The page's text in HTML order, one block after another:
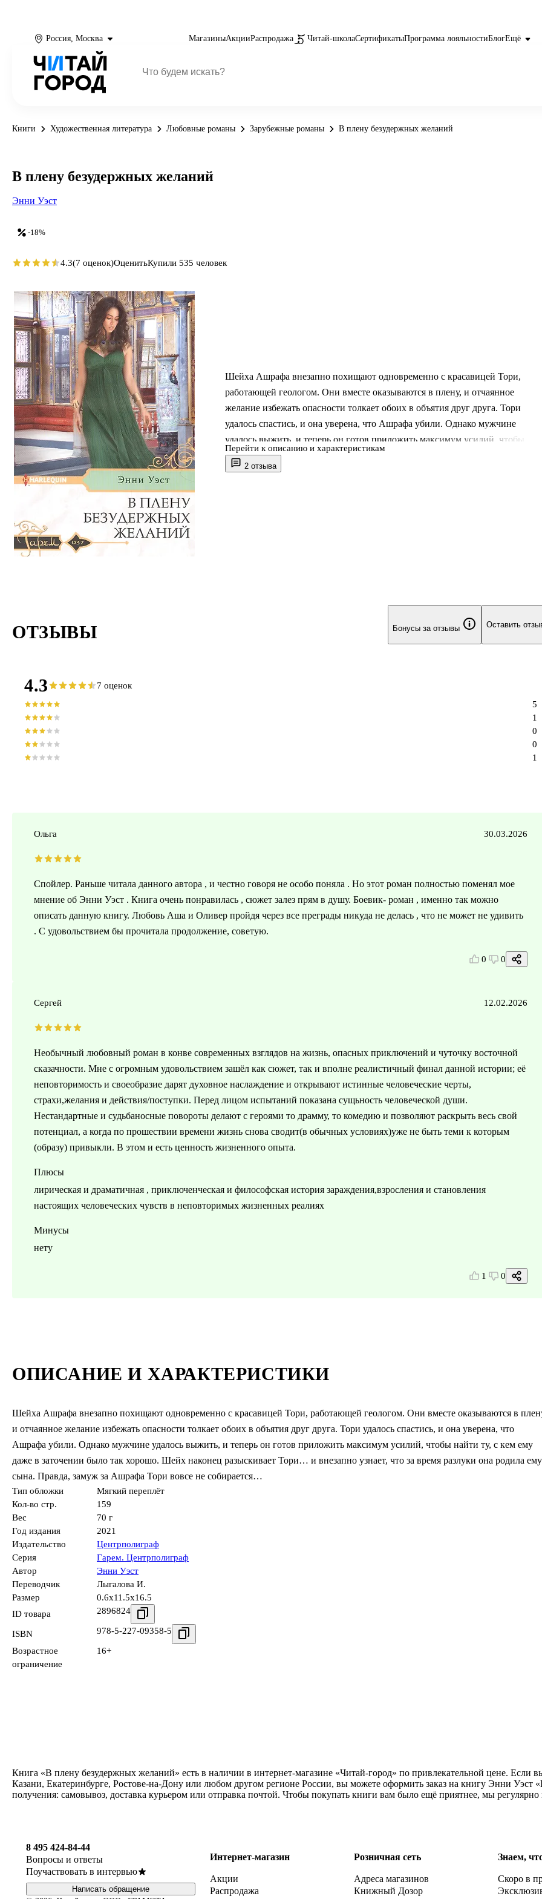
Россия, Москва МагазиныАкцииРаспродажа Читай-школаСертификатыПрограмма лояльностиБлогЕщё
Книги Художественная литература Любовные романы Зарубежные романы В плену безудержных желаний
2 отзыва
Шейха Ашрафа внезапно похищают одновременно с красавицей Тори,
работающей геологом. Они вместе оказываются в плену, и отчаянное
желание избежать опасности толкает обоих в объятия друг друга. Тори
удалось спастись, и она уверена, что Ашрафа убили. Однако мужчине
удалось выжить, и теперь он готов приложить максимум усилий, чтобы
найти ту, с кем ему даже в заточении было так хорошо. Шейх наконец
разыскивает Тори… и внезапно узнает, что за время разлуки она родила ему
Перейти к описанию и характеристикам
-18%
В плену безудержных желаний
Энни Уэст
4.3(7 оценок)ОценитьКупили 535 человек
ОПИСАНИЕ И ХАРАКТЕРИСТИКИ
Шейха Ашрафа внезапно похищают одновременно с красавицей Тори, работающей геологом. Они вместе оказываются в
и отчаянное желание избежать опасности толкает обоих в объятия друг друга. Тори удалось спастись, и она уверена, что
Ашрафа убили. Однако мужчине удалось выжить, и теперь он готов приложить максимум усилий, чтобы найти ту, с кем ему
даже в заточении было так хорошо. Шейх наконец разыскивает Тори… и внезапно узнает, что за время разлуки она родила ему
сына. Правда, замуж за Ашрафа Тори вовсе не собирается…
Тип обложки
Мягкий переплёт
Кол-во стр.
159
Вес
70 г
Год издания
2021
Издательство
Центрполиграф
Серия
Гарем. Центрполиграф
Автор
Энни Уэст
Переводчик
Лыгалова И.
Размер
0.6x11.5x16.5
ID товара
2896824
ISBN 978-5-227-09358-5
Возрастное
ограничение
16+
ОТЗЫВЫ Бонусы за отзывы Оставить
4.3 7 оценок
1
0
0
1
5
Ольга 30.03.2026
Спойлер. Раньше читала данного автора , и честно говоря не особо поняла . Но этот роман полностью поменял мое
мнение об Энни Уэст . Книга очень понравилась , сюжет залез прям в душу. Боевик- роман , именно так можно
описать данную книгу. Любовь Аша и Оливер пройдя через все преграды никуда не делась , что не может не удивить
. С удовольствием бы прочитала продолжение, советую.
0 0
Сергей 12.02.2026
Необычный любовный роман в конве современных взглядов на жизнь, опасных приключений и чуточку восточной
сказачности. Мне с огромным удовольствием зашёл как сюжет, так и вполне реалистичный финал данной истории; её
неповторимость и своеобразие дарят духовное наслаждение и открывают истинные человеческие черты,
страхи,желания и действия/поступки. Перед лицом испытаний показана сущьность человеческой души.
Нестандартные и судьбаносные повороты делают с героями то драмму, то комедию и позволяют раскрыть весь свой
потенциал, а когда по прошествии времени жизнь снова сводит(в обычных условиях)уже не быть теми к которым
(образу) привыкли. В этом и есть ценность жизненного опыта.
Плюсы
лирическая и драматичная , приключенческая и философская история зараждения,взросления и становления
настоящих человеческих чувств в неповторимых жизненных реалиях
Минусы
нету
1 0
Книга «В плену безудержных желаний» есть в наличии в интернет-магазине «Читай-город» по привлекательной цене.
Казани, Екатеринбурге, Ростове-на-Дону или любом другом регионе России, вы можете оформить заказ на книгу Энни Уэст
получения: самовывоз, доставка курьером или отправка почтой. Чтобы покупать книги вам было ещё приятнее, мы
8 495 424-84-44
Вопросы и ответы
Поучаствовать в интервью
Написать обращение
Интернет-магазин
Акции
Распродажа
Розничная сеть
Адреса магазинов
Книжный Дозор
Знаем,
Скоро в